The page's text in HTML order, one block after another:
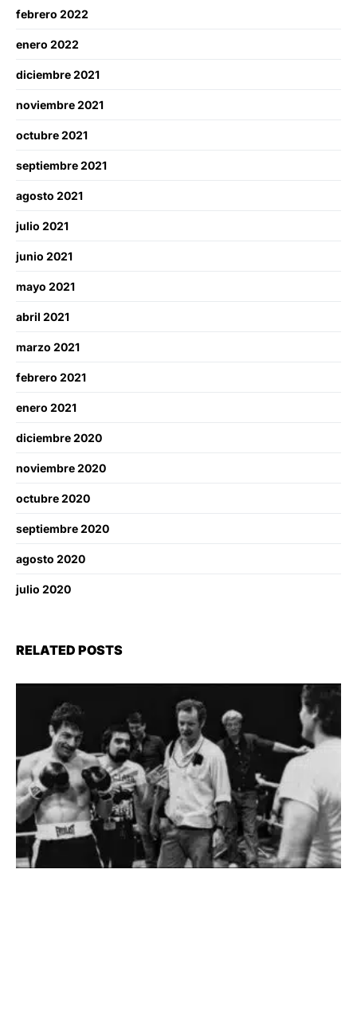
febrero 2022
enero 2022
diciembre 2021
noviembre 2021
octubre 2021
septiembre 2021
agosto 2021
julio 2021
junio 2021
mayo 2021
abril 2021
marzo 2021
febrero 2021
enero 2021
diciembre 2020
noviembre 2020
octubre 2020
septiembre 2020
agosto 2020
julio 2020
RELATED POSTS